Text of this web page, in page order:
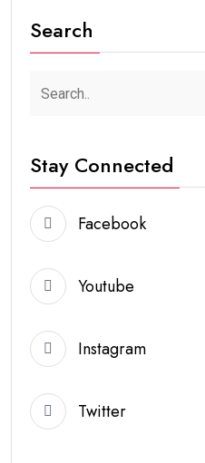
Search
Stay Connected
Facebook
Youtube
Instagram
Twitter